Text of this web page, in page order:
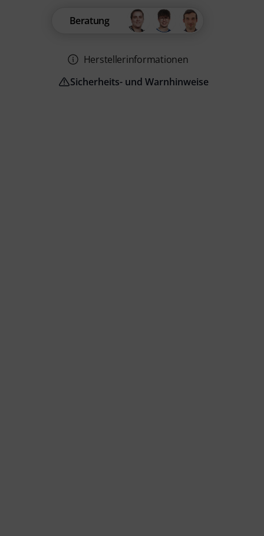
Beratung
Herstellerinformationen
Sicherheits- und Warnhinweise